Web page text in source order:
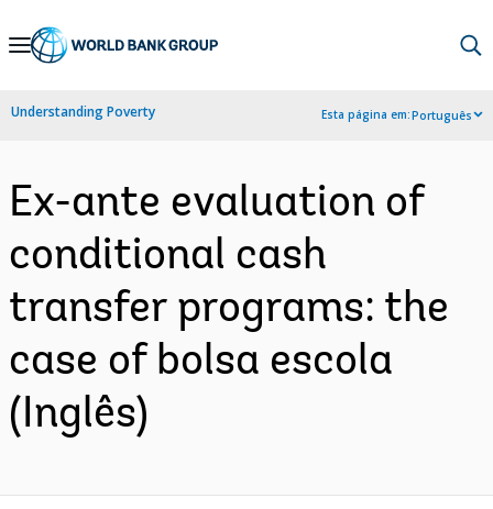
Skip
Navigation
Understanding Poverty Esta página em:Português
Ex-ante evaluation of
conditional cash
transfer programs: the
case of bolsa escola
(Inglês)